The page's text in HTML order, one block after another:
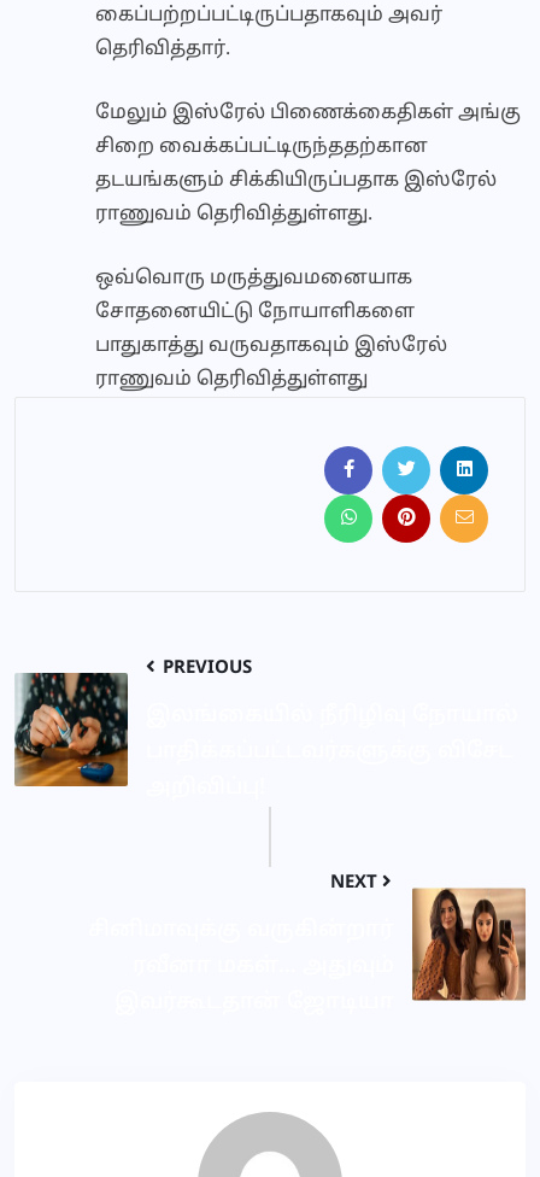
கைப்பற்றப்பட்டிருப்பதாகவும் அவர்
தெரிவித்தார்.
மேலும் இஸ்ரேல் பிணைக்கைதிகள் அங்கு
சிறை வைக்கப்பட்டிருந்ததற்கான
தடயங்களும் சிக்கியிருப்பதாக இஸ்ரேல்
ராணுவம் தெரிவித்துள்ளது.
ஒவ்வொரு மருத்துவமனையாக
சோதனையிட்டு நோயாளிகளை
பாதுகாத்து வருவதாகவும் இஸ்ரேல்
ராணுவம் தெரிவித்துள்ளது
PREVIOUS
NEXT